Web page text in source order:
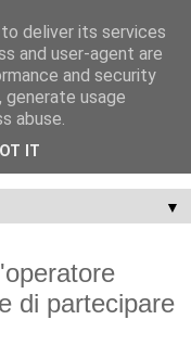
▼
di partecipare
deliver its services
and user-agent are
and security
usage
abuse.
IT